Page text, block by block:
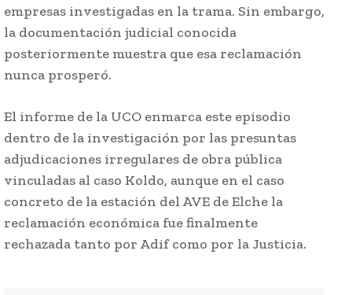
empresas investigadas en la trama. Sin embargo,
la documentación judicial conocida
posteriormente muestra que esa reclamación
nunca prosperó.
El informe de la UCO enmarca este episodio
dentro de la investigación por las presuntas
adjudicaciones irregulares de obra pública
vinculadas al caso Koldo, aunque en el caso
concreto de la estación del AVE de Elche la
reclamación económica fue finalmente
rechazada tanto por Adif como por la Justicia.